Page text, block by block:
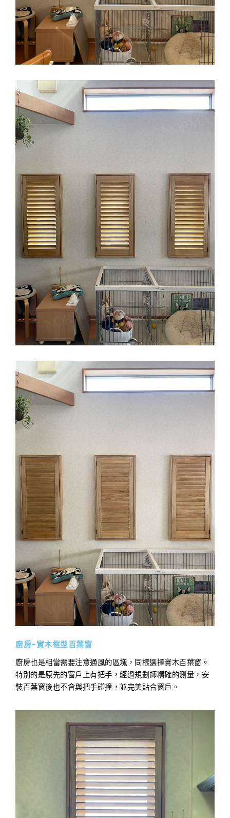
廚房-實木框型百葉窗
廚房也是相當需要注意通風的區塊，同樣選擇實木百葉窗。
特別的是原先的窗戶上有把手，經過規劃師精確的測量，安
裝百葉窗後也不會與把手碰撞，並完美貼合窗戶。